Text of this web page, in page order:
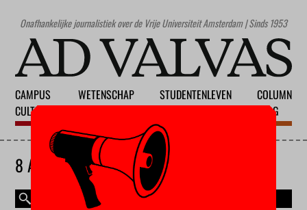
Onafhankelijke journalistiek over de Vrije Universiteit Amsterdam | Sinds 1953
CAMPUS
CULTUUR
WETENSCHAP
STUDENTENLEVEN
COLUMN
BLOG
8 AUGUSTUS 2026